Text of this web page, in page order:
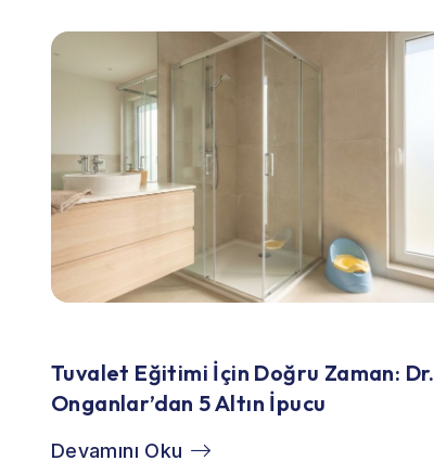
Tuvalet Eğitimi İçin Doğru Zaman: Dr.
Onganlar’dan 5 Altın İpucu
Devamını Oku